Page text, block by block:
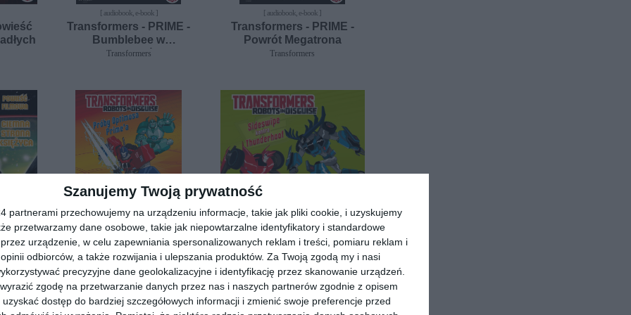
Szanujemy Twoją prywatność
partnerami przechowujemy na urządzeniu informacje, takie jak pliki cookie, i uzyskujemy
przetwarzamy dane osobowe, takie jak niepowtarzalne identyfikatory i standardowe
przez urządzenie, w celu zapewniania spersonalizowanych reklam i treści, pomiaru reklam i
odbiorców, a także rozwijania i ulepszania produktów. Za Twoją zgodą my i nasi
precyzyjne dane geolokalizacyjne i identyfikację przez skanowanie urządzeń.
zgodę na przetwarzanie danych przez nas i naszych partnerów zgodnie z opisem
dostęp do bardziej szczegółowych informacji i zmienić swoje preferencje przed
[ audiobook, e-book ]
Transformers - PRIME -
Bumblebee w
niebezpieczeństwie
Transformers
[ audiobook, e-book ]
Transformers - PRIME -
Powrót Megatrona
Transformers
[ audiobook, e-book ]
Transformers - Robots in
Disguise - Próby Optimusa
Prime'a
Steve Foxe, John Sazaklis
[ audiobook, e-book ]
Transformers - Robots in
Disguise - Sideswipe
kontra Thunderhoof
John Sazaklis